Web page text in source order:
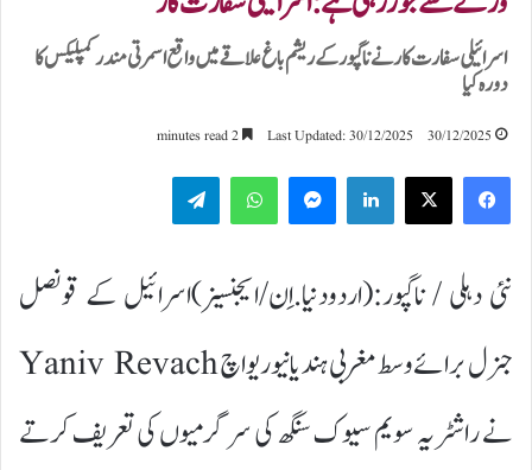
اسرائیلی سفارت کار نے ناگپور کے ریشم باغ علاقے میں واقع اسمرتی مندر کمپلیکس کا
دورہ کیا
30/12/2025
Last Updated: 30/12/2025
LinkedIn
WhatsApp
نئی دہلی / ناگپور:(اردودنیا.اِن/ایجنسیز)اسرائیل کے قونصل
جنرل برائے وسط مغربی ہند یانیو ریواچ Yaniv Revach
نے راشٹریہ سویم سیوک سنگھ کی سرگرمیوں کی تعریف کرتے